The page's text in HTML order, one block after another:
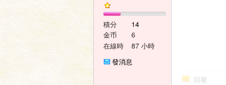
積分
14
金币
6
在線時
87 小時
發消息
回複